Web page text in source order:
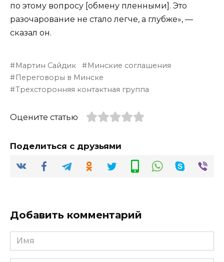
по этому вопросу [обмену пленными]. Это
разочарование не стало легче, а глубже», —
сказал он.
Мартин Сайдик
Минские соглашения
Переговоры в Минске
Трехсторонняя контактная группа
Оцените статью
Поделиться с друзьями
Добавить комментарий
Имя
*